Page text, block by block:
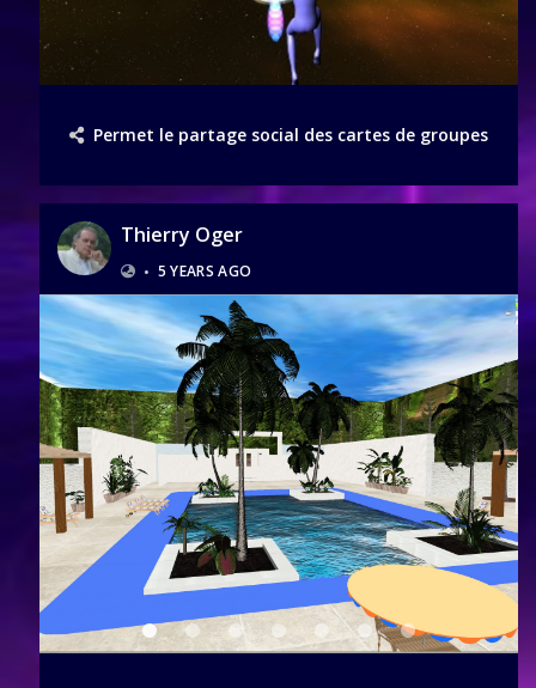
Permet le partage social des cartes de groupes
Thierry Oger
• 5 YEARS AGO